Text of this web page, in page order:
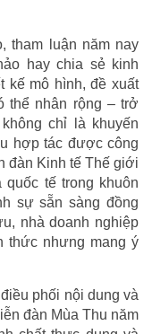
tham luận năm nay
hay chia sẻ kinh
kế mô hình, đề xuất
thể nhân rộng – trở
chỉ là khuyến
hợp tác được công
đàn Kinh tế Thế giới
tế trong khuôn
sự sẵn sàng đồng
nhà doanh nghiệp
thức nhưng mang ý
phối nội dung và
đàn Mùa Thu năm